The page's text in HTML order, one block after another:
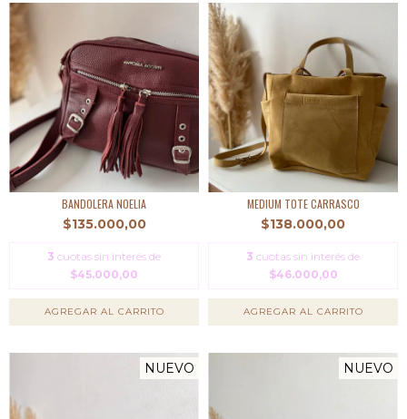
BANDOLERA NOELIA
$135.000,00
3 cuotas sin interés de
$45.000,00
AGREGAR AL CARRITO
MEDIUM TOTE CARRASCO
$138.000,00
3 cuotas sin interés de
$46.000,00
AGREGAR AL CARRITO
NUEVO NUEVO